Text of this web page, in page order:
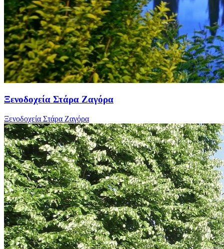
Ξενοδοχεία Στάρα Ζαγόρα
Ξενοδοχεία Στάρα Ζαγόρα